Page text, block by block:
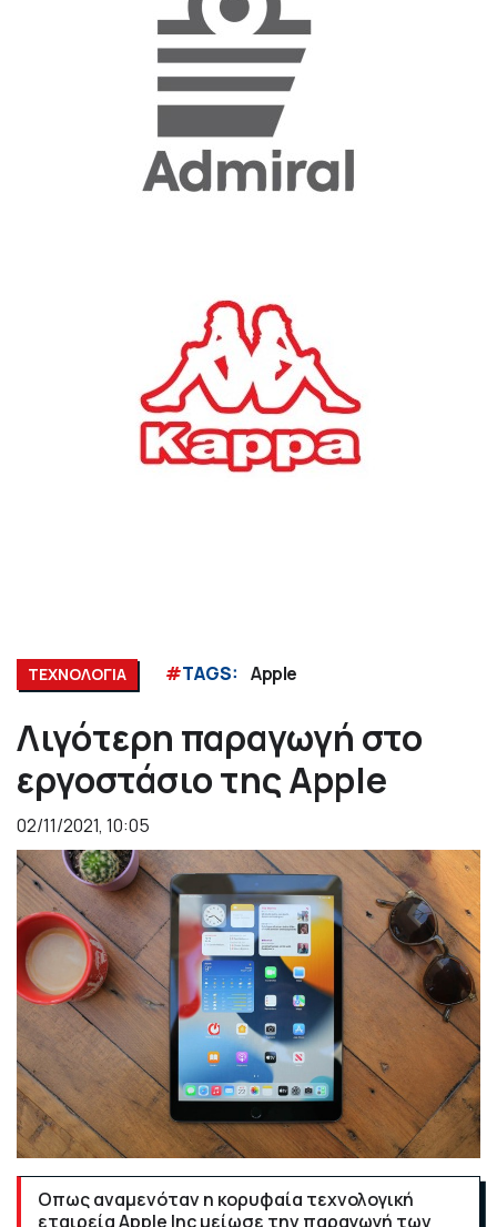
ΤΕΧΝΟΛΟΓΙΑ #TAGS: Apple
Λιγότερη παραγωγή στο
εργοστάσιο της Apple
02/11/2021, 10:05
Οπως αναμενόταν η κορυφαία τεχνολογική
εταιρεία Apple Inc μείωσε την παραγωγή των